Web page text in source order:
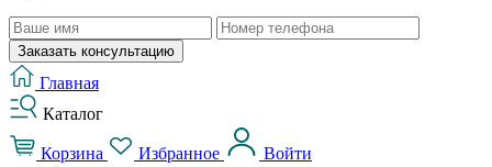
Заказать консультацию
Главная
Каталог
Корзина Избранное Войти